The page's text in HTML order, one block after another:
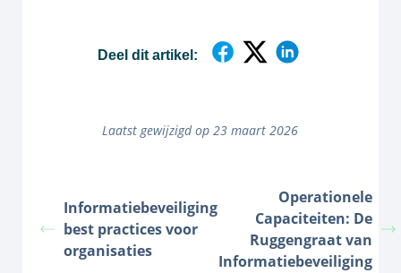
Deel dit artikel:
Laatst gewijzigd op 23 maart 2026
Informatiebeveiliging
best practices voor
organisaties
Operationele
Capaciteiten: De
Ruggengraat van
Informatiebeveiliging